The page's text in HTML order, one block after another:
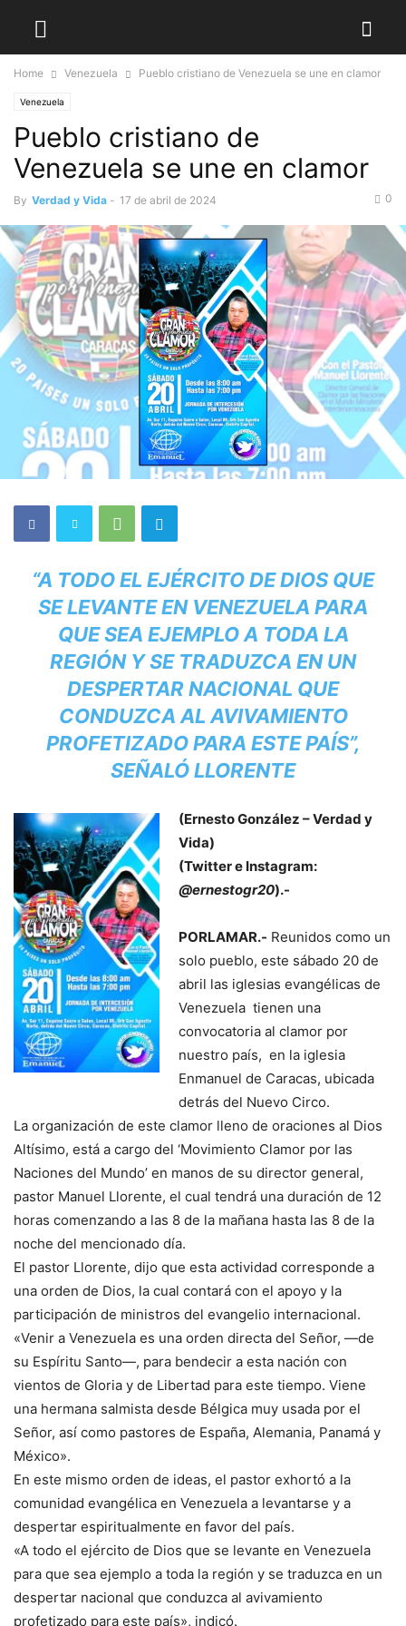
Home Venezuela Pueblo cristiano de Venezuela se une en clamor
Venezuela
Pueblo cristiano de
Venezuela se une en clamor
By Verdad y Vida - 17 de abril de 2024 0
“A TODO EL EJÉRCITO DE DIOS QUE
SE LEVANTE EN VENEZUELA PARA
QUE SEA EJEMPLO A TODA LA
REGIÓN Y SE TRADUZCA EN UN
DESPERTAR NACIONAL QUE
CONDUZCA AL AVIVAMIENTO
PROFETIZADO PARA ESTE PAÍS”,
SEÑALÓ LLORENTE
(Ernesto González – Verdad y
Vida)
(Twitter e Instagram:
@ernestogr20).-
PORLAMAR.- Reunidos como un
solo pueblo, este sábado 20 de
abril las iglesias evangélicas de
Venezuela tienen una
convocatoria al clamor por
nuestro país, en la iglesia
Enmanuel de Caracas, ubicada
detrás del Nuevo Circo.
La organización de este clamor lleno de oraciones al Dios
Altísimo, está a cargo del ‘Movimiento Clamor por las
Naciones del Mundo’ en manos de su director general,
pastor Manuel Llorente, el cual tendrá una duración de 12
horas comenzando a las 8 de la mañana hasta las 8 de la
noche del mencionado día.
El pastor Llorente, dijo que esta actividad corresponde a
una orden de Dios, la cual contará con el apoyo y la
participación de ministros del evangelio internacional.
«Venir a Venezuela es una orden directa del Señor, —de
su Espíritu Santo—, para bendecir a esta nación con
vientos de Gloria y de Libertad para este tiempo. Viene
una hermana salmista desde Bélgica muy usada por el
Señor, así como pastores de España, Alemania, Panamá y
México».
En este mismo orden de ideas, el pastor exhortó a la
comunidad evangélica en Venezuela a levantarse y a
despertar espiritualmente en favor del país.
«A todo el ejército de Dios que se levante en Venezuela
para que sea ejemplo a toda la región y se traduzca en un
despertar nacional que conduzca al avivamiento
profetizado para este país», indicó.